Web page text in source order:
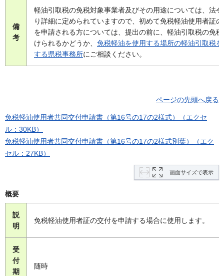
備
考
軽油引取税の免税対象事業者及びその用途については、法
り詳細に定められていますので、初めて免税軽油使用者証
を申請される方については、提出の前に、軽油引取税の免
けられるかどうか、 免税軽油を使用する場所の軽油引取税
する県税事務所にご相談ください。
ページの先頭へ戻る
免税軽油使用者共同交付申請書（第16号の17の2様式）（エクセ
ル：30KB）
免税軽油使用者共同交付申請書（第16号の17の2様式別葉）（エク
セル：27KB）
画面サイズで表示
概要
説
明
免税軽油使用者証の交付を申請する場合に使用します。
受
付
期
随時